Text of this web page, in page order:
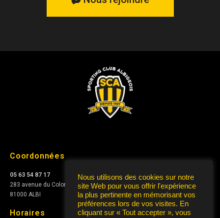
Coordonnées
05 63 54 87 17
283 avenue du Colonel Teyssier
81000 ALBI
Horaires
Nous utilisons des cookies sur notre
site Web pour vous offrir l'expérience
la plus pertinente en mémorisant vos
préférences lors de vos visites. En
cliquant sur « Tout accepter », vous